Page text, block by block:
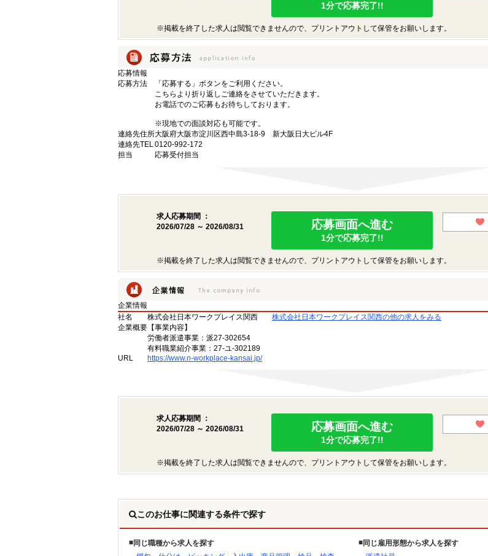
1分で応募完了!!
※掲載を終了した求人は閲覧できませんので、プリントアウトして保管をお願いします。
応募情報
応募方法
「応募する」ボタンをご利用ください。
こちらより折り返しご連絡をさせていただきます。
お電話でのご応募もお待ちしております。
※現地での面談対応も可能です。
連絡先住所大阪府大阪市淀川区西中島3-18-9 新大阪日大ビル4F
連絡先TEL0120-992-172
担当
応募受付担当
求人応募期間 ：
2026/07/28 ～ 2026/08/31
応募画面へ進む
1分で応募完了!!
※掲載を終了した求人は閲覧できませんので、プリントアウトして保管をお願いします。
企業情報
社名
株式会社日本ワークプレイス関西
株式会社日本ワークプレイス関西の他の求人をみる
企業概要 【事業内容】
労働者派遣事業：派27-302654
有料職業紹介事業：27-ユ-302189
URL
https://www.n-workplace-kansai.jp/
求人応募期間 ：
2026/07/28 ～ 2026/08/31
応募画面へ進む
1分で応募完了!!
※掲載を終了した求人は閲覧できませんので、プリントアウトして保管をお願いします。
このお仕事に関連する条件で探す
同じ職種から求人を探す
同じ雇用形態から求人を探す